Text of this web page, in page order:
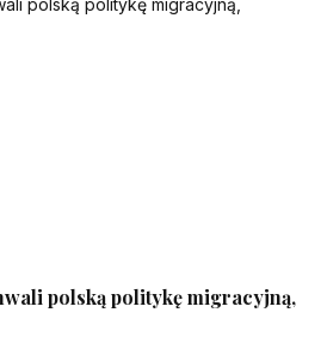
polską politykę migracyjną,